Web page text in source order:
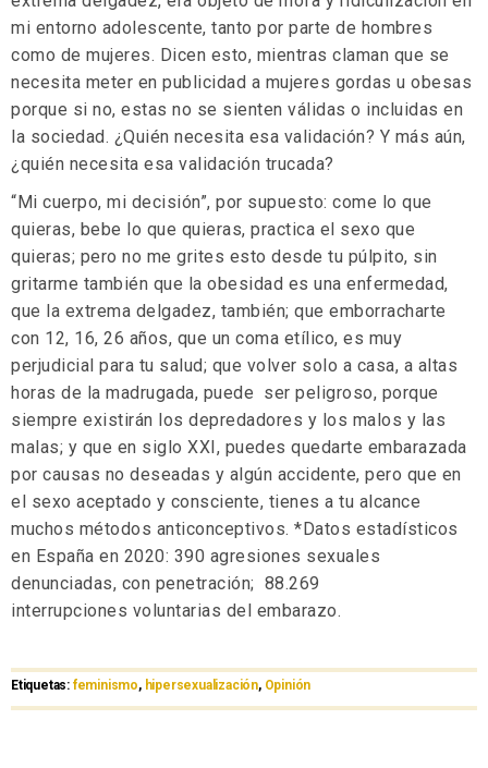
mi entorno adolescente, tanto por parte de hombres
como de mujeres. Dicen esto, mientras claman que se
necesita meter en publicidad a mujeres gordas u obesas
porque si no, estas no se sienten válidas o incluidas en
la sociedad. ¿Quién necesita esa validación? Y más aún,
¿quién necesita esa validación trucada?
“Mi cuerpo, mi decisión”, por supuesto: come lo que
quieras, bebe lo que quieras, practica el sexo que
quieras; pero no me grites esto desde tu púlpito, sin
gritarme también que la obesidad es una enfermedad,
que la extrema delgadez, también; que emborracharte
con 12, 16, 26 años, que un coma etílico, es muy
perjudicial para tu salud; que volver solo a casa, a altas
horas de la madrugada, puede ser peligroso, porque
siempre existirán los depredadores y los malos y las
malas; y que en siglo XXI, puedes quedarte embarazada
por causas no deseadas y algún accidente, pero que en
el sexo aceptado y consciente, tienes a tu alcance
muchos métodos anticonceptivos. *Datos estadísticos
en España en 2020: 390 agresiones sexuales
denunciadas, con penetración; 88.269
interrupciones voluntarias del embarazo.
Etiquetas: feminismo, hipersexualización, Opinión